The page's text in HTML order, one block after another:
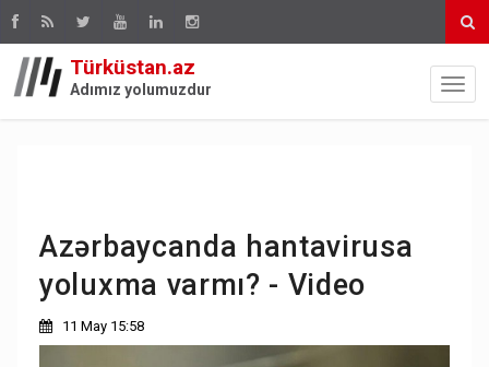
Türküstan.az
Adımız yolumuzdur
Azərbaycanda hantavirusa
yoluxma varmı? - Video
11 May 15:58